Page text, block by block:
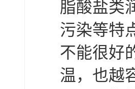
脂酸盐类
污染等特
不能很好
温，也越